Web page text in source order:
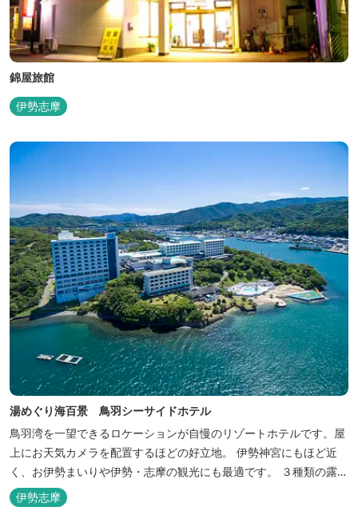
錦屋旅館
伊勢志摩
湯めぐり海百景 鳥羽シーサイドホテル
鳥羽湾を一望できるロケーションが自慢のリゾートホテルです。屋
上にお天気カメラを配置するほどの好立地。 伊勢神宮にもほど近
く、お伊勢まいりや伊勢・志摩の観光にも最適です。 ３種類の露天
風呂を備えた「風見の湯」をはじめ、趣の異なる３ヶ所の大浴場で
は、館内で湯めぐりが楽しめます。 また、露天風呂付客室や貸切家
伊勢志摩